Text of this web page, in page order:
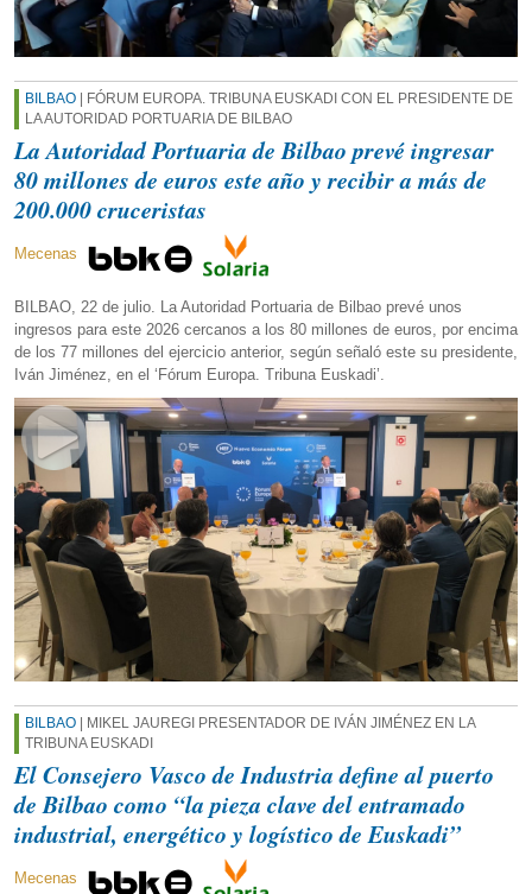
BILBAO | FÓRUM EUROPA. TRIBUNA EUSKADI CON EL PRESIDENTE DE
LA AUTORIDAD PORTUARIA DE BILBAO
La Autoridad Portuaria de Bilbao prevé ingresar
80 millones de euros este año y recibir a más de
200.000 cruceristas
Mecenas
BILBAO, 22 de julio. La Autoridad Portuaria de Bilbao prevé unos
ingresos para este 2026 cercanos a los 80 millones de euros, por encima
de los 77 millones del ejercicio anterior, según señaló este su presidente,
Iván Jiménez, en el ‘Fórum Europa. Tribuna Euskadi’.
BILBAO | MIKEL JAUREGI PRESENTADOR DE IVÁN JIMÉNEZ EN LA
TRIBUNA EUSKADI
El Consejero Vasco de Industria define al puerto
de Bilbao como “la pieza clave del entramado
industrial, energético y logístico de Euskadi”
Mecenas